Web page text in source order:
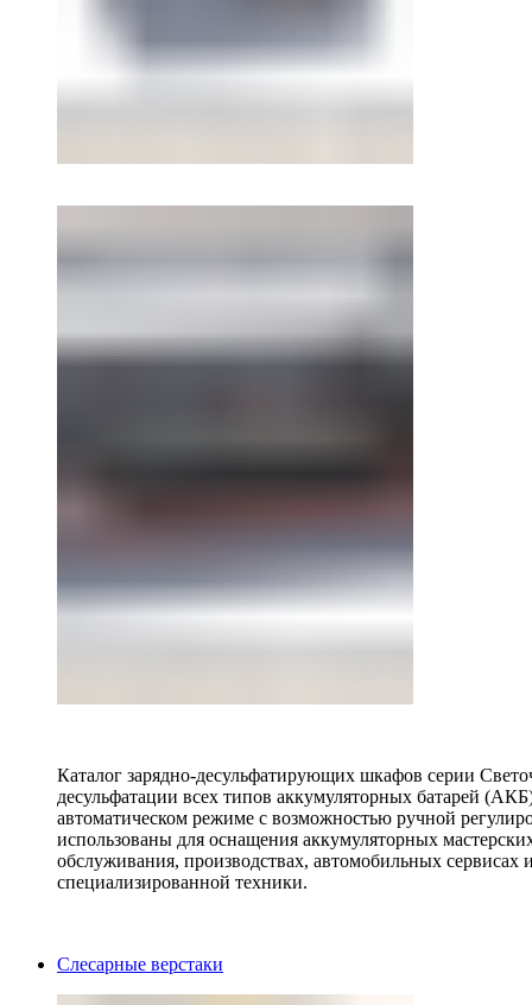
Каталог зарядно-десульфатирующих шкафов серии
десульфатации всех типов аккумуляторных батарей
автоматическом режиме с возможностью ручной
использованы для оснащения аккумуляторных
обслуживания, производствах, автомобильных
специализированной техники.
Слесарные верстаки